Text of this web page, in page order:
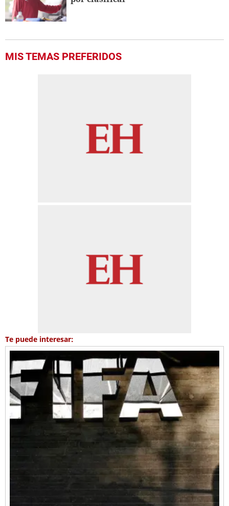
MIS TEMAS PREFERIDOS
Te puede interesar: